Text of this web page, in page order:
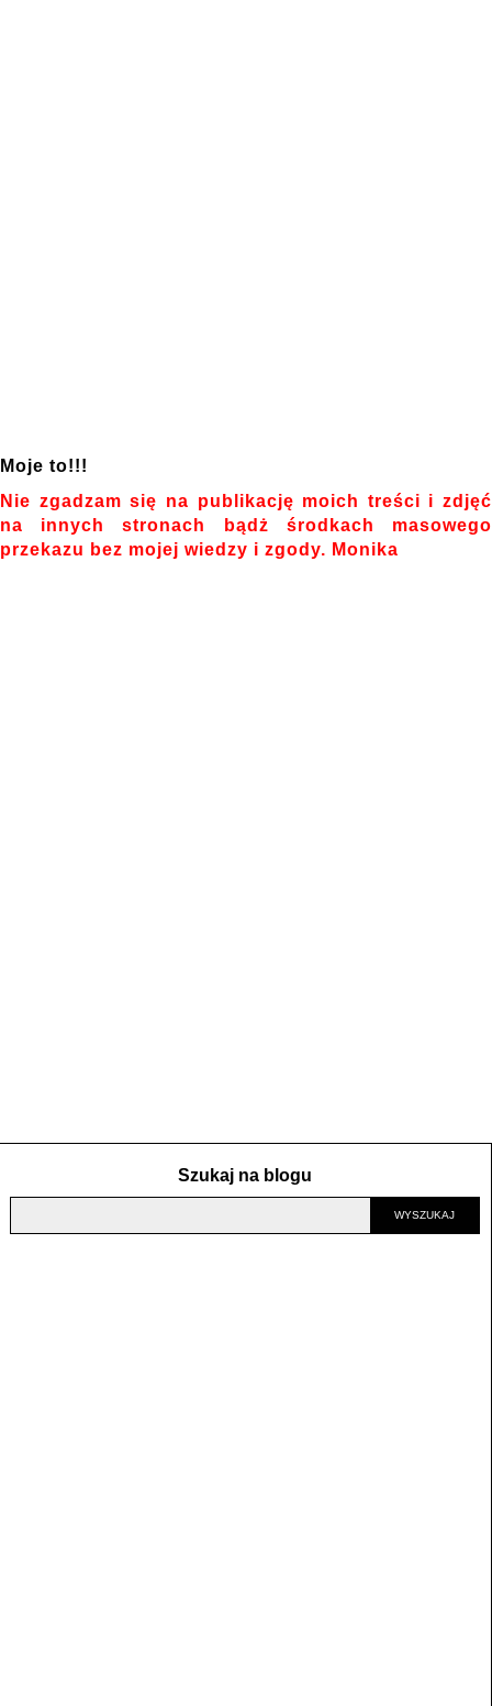
Moje to!!!
Nie zgadzam się na publikację moich treści i zdjęć
na innych stronach bądż środkach masowego
przekazu bez mojej wiedzy i zgody. Monika
Szukaj na blogu